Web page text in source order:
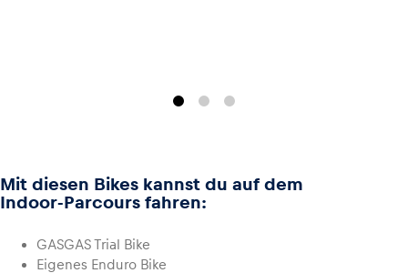
Mit diesen Bikes kannst du auf dem
Indoor-Parcours fahren:
GASGAS Trial Bike
Eigenes Enduro Bike